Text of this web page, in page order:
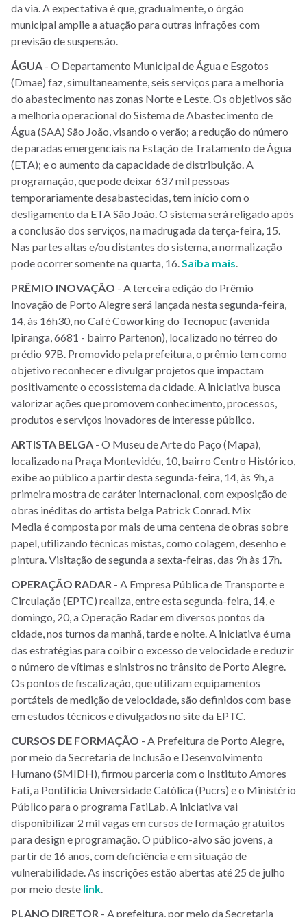
da via. A expectativa é que, gradualmente, o órgão
municipal amplie a atuação para outras infrações com
previsão de suspensão.
ÁGUA - O Departamento Municipal de Água e Esgotos
(Dmae) faz, simultaneamente, seis serviços para a melhoria
do abastecimento nas zonas Norte e Leste. Os objetivos são
a melhoria operacional do Sistema de Abastecimento de
Água (SAA) São João, visando o verão; a redução do número
de paradas emergenciais na Estação de Tratamento de Água
(ETA); e o aumento da capacidade de distribuição. A
programação, que pode deixar 637 mil pessoas
temporariamente desabastecidas, tem início com o
desligamento da ETA São João. O sistema será religado após
a conclusão dos serviços, na madrugada da terça-feira, 15.
Nas partes altas e/ou distantes do sistema, a normalização
pode ocorrer somente na quarta, 16. Saiba mais
PRÊMIO INOVAÇÃO - A terceira edição do Prêmio
Inovação de Porto Alegre será lançada nesta segunda-feira,
14, às 16h30, no Café Coworking do Tecnopuc (avenida
Ipiranga, 6681 - bairro Partenon), localizado no térreo do
prédio 97B. Promovido pela prefeitura, o prêmio tem como
objetivo reconhecer e divulgar projetos que impactam
positivamente o ecossistema da cidade. A iniciativa busca
valorizar ações que promovem conhecimento, processos,
produtos e serviços inovadores de interesse público.
ARTISTA BELGA - O Museu de Arte do Paço (Mapa),
localizado na Praça Montevidéu, 10, bairro Centro Histórico,
exibe ao público a partir desta segunda-feira, 14, às 9h, a
primeira mostra de caráter internacional, com exposição de
obras inéditas do artista belga Patrick Conrad. Mix
Media é composta por mais de uma centena de obras sobre
papel, utilizando técnicas mistas, como colagem, desenho e
pintura. Visitação de segunda a sexta-feiras, das 9h às 17h.
OPERAÇÃO RADAR - A Empresa Pública de Transporte e
Circulação (EPTC) realiza, entre esta segunda-feira, 14, e
domingo, 20, a Operação Radar em diversos pontos da
cidade, nos turnos da manhã, tarde e noite. A iniciativa é uma
das estratégias para coibir o excesso de velocidade e reduzir
o número de vítimas e sinistros no trânsito de Porto Alegre.
Os pontos de fiscalização, que utilizam equipamentos
portáteis de medição de velocidade, são definidos com base
em estudos técnicos e divulgados no site da EPTC.
CURSOS DE FORMAÇÃO - A Prefeitura de Porto Alegre,
por meio da Secretaria de Inclusão e Desenvolvimento
Humano (SMIDH), firmou parceria com o Instituto Amores
Fati, a Pontifícia Universidade Católica (Pucrs) e o Ministério
Público para o programa FatiLab. A iniciativa vai
disponibilizar 2 mil vagas em cursos de formação gratuitos
para design e programação. O público-alvo são jovens, a
partir de 16 anos, com deficiência e em situação de
vulnerabilidade. As inscrições estão abertas até 25 de julho
por meio deste link
PLANO DIRETOR - A prefeitura, por meio da Secretaria